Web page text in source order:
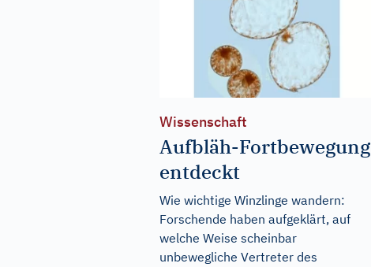
Wissenschaft
Aufbläh-Fortbewegung
entdeckt
Wie wichtige Winzlinge wandern:
Forschende haben aufgeklärt, auf
welche Weise scheinbar
unbewegliche Vertreter des